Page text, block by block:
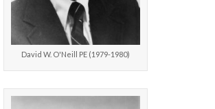
David W. O'Neill PE (1979-1980)